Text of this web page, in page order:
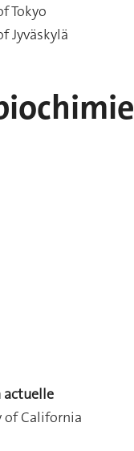
Tokyo
Jyväskylä
of California